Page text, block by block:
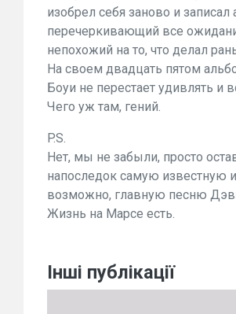
изобрел себя заново и записал
перечеркивающий все
непохожий на то, что делал
На своем двадцать пятом
Боуи не перестает удивлять и
Чего уж там, гений.
P.S.
Нет, мы не забыли, просто
напоследок самую известную
возможно, главную песню
Жизнь на Марсе есть.
Інші публікації